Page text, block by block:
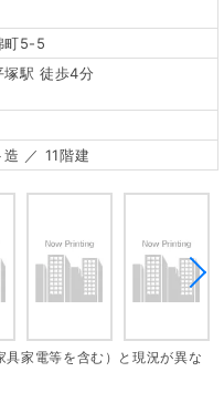
町5-5
塚駅 徒歩4分
／ 11階建
家電等を含む）と現況が異な